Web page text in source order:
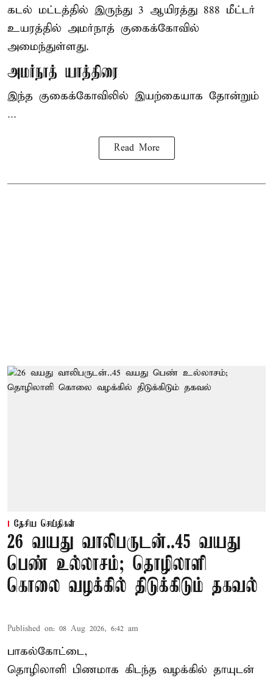
கடல் மட்டத்தில் இருந்து 3 ஆயிரத்து 888 மீட்டர்
உயரத்தில் அமர்நாத் குகைக்கோவில்
அமைந்துள்ளது.
அமர்நாத் யாத்திரை
இந்த குகைக்கோவிலில் இயற்கையாக தோன்றும்
...
Read More
தேசிய செய்திகள்
26 வயது வாலிபருடன்..45 வயது
பெண் உல்லாசம்; தொழிலாளி
கொலை வழக்கில் திடுக்கிடும் தகவல்
Published on: 08 Aug 2026, 6:42 am
பாகல்கோட்டை,
தொழிலாளி பிணமாக கிடந்த வழக்கில் தாயுடன்